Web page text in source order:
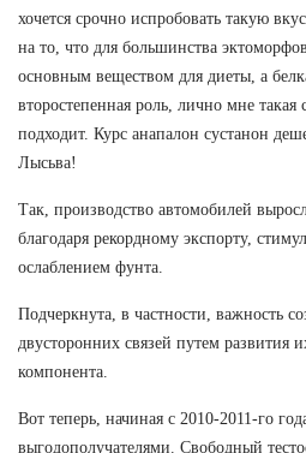
хочется срочно испробовать такую
на то, что для большинства
основным веществом для диеты, а
второстепенная роль, лично мне
подходит. Курс анапалон сустанон
Лысьва!
Так, производство автомобилей
благодаря рекордному экспорту,
ослаблением фунта.
Подчеркнута, в частности, важность
двусторонних связей путем развития
компонента.
Вот теперь, начиная с 2010-2011-го
выгодополучателями. Свободный